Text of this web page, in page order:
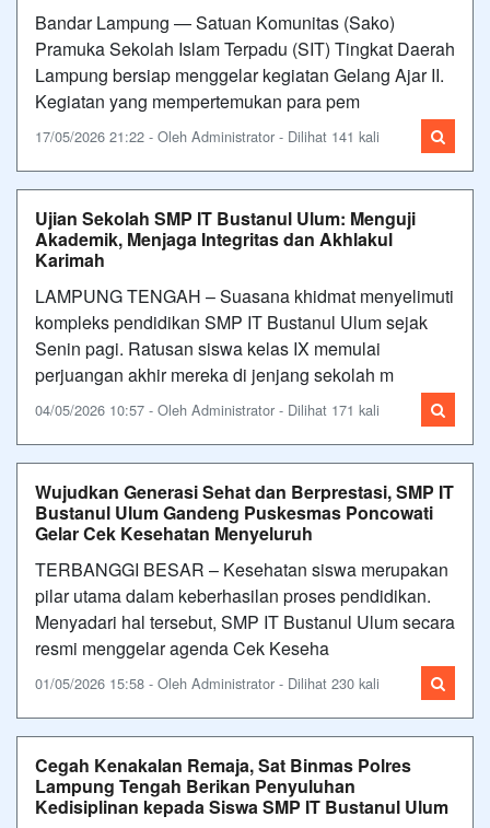
Bandar Lampung — Satuan Komunitas (Sako)
Pramuka Sekolah Islam Terpadu (SIT) Tingkat Daerah
Lampung bersiap menggelar kegiatan Gelang Ajar II.
Kegiatan yang mempertemukan para pem
17/05/2026 21:22 - Oleh Administrator - Dilihat 141 kali
Ujian Sekolah SMP IT Bustanul Ulum: Menguji
Akademik, Menjaga Integritas dan Akhlakul
Karimah
LAMPUNG TENGAH – Suasana khidmat menyelimuti
kompleks pendidikan SMP IT Bustanul Ulum sejak
Senin pagi. Ratusan siswa kelas IX memulai
perjuangan akhir mereka di jenjang sekolah m
04/05/2026 10:57 - Oleh Administrator - Dilihat 171 kali
Wujudkan Generasi Sehat dan Berprestasi, SMP IT
Bustanul Ulum Gandeng Puskesmas Poncowati
Gelar Cek Kesehatan Menyeluruh
TERBANGGI BESAR – Kesehatan siswa merupakan
pilar utama dalam keberhasilan proses pendidikan.
Menyadari hal tersebut, SMP IT Bustanul Ulum secara
resmi menggelar agenda Cek Keseha
01/05/2026 15:58 - Oleh Administrator - Dilihat 230 kali
Cegah Kenakalan Remaja, Sat Binmas Polres
Lampung Tengah Berikan Penyuluhan
Kedisiplinan kepada Siswa SMP IT Bustanul Ulum